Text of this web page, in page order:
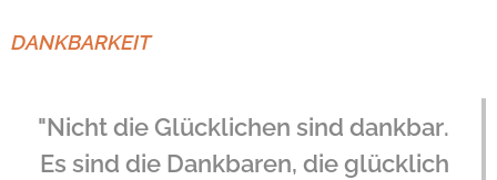
DANKBARKEIT
"Nicht die Glücklichen sind dankbar.
Es sind die Dankbaren, die glücklich